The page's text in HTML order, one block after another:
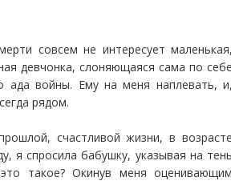
совсем не интересует
девчонка, слоняющаяся сама по
ада войны. Ему на меня наплевать,
рядом.
счастливой жизни, в
я спросила бабушку, указывая на
такое? Окинув меня